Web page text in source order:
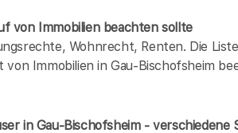
von Immobilien beachten sollte
Wohnrecht, Renten. Die
von Immobilien in Gau-Bischofsheim
in Gau-Bischofsheim - verschiedene